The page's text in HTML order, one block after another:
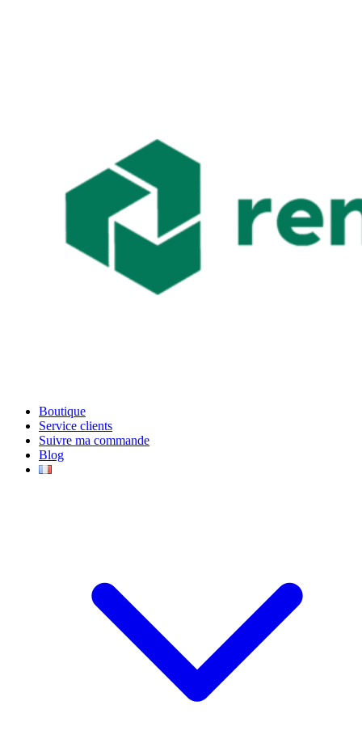
Boutique
Service clients
Suivre ma commande
Blog